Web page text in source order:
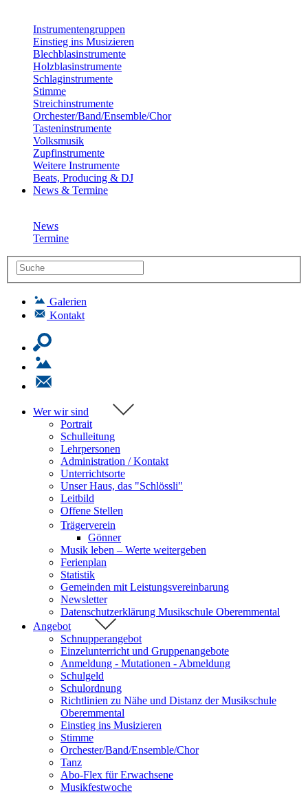
Instrumentengruppen
Einstieg ins Musizieren
Blechblasinstrumente
Holzblasinstrumente
Schlaginstrumente
Stimme
Streichinstrumente
Orchester/Band/Ensemble/Chor
Tasteninstrumente
Volksmusik
Zupfinstrumente
Weitere Instrumente
Beats, Producing & DJ
News & Termine
News
Termine
Galerien
Kontakt
Wer wir sind
Portrait
Schulleitung
Lehrpersonen
Administration / Kontakt
Unterrichtsorte
Unser Haus, das "Schlössli"
Leitbild
Offene Stellen
Trägerverein
Gönner
Musik leben – Werte weitergeben
Ferienplan
Statistik
Gemeinden mit Leistungsvereinbarung
Newsletter
Datenschutzerklärung Musikschule Oberemmental
Angebot
Schnupperangebot
Einzelunterricht und Gruppenangebote
Anmeldung - Mutationen - Abmeldung
Schulgeld
Schulordnung
Richtlinien zu Nähe und Distanz der Musikschule
Oberemmental
Einstieg ins Musizieren
Stimme
Orchester/Band/Ensemble/Chor
Tanz
Abo-Flex für Erwachsene
Musikfestwoche